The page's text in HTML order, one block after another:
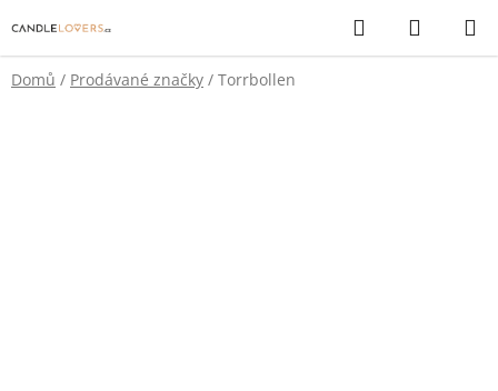
na
obsah
Hledat
KOŠÍK
Domů / Prodávané značky / Torrbollen